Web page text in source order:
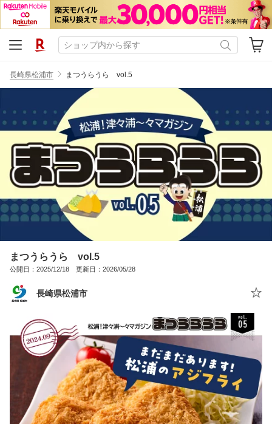
長崎県松浦市 まつうらうら vol.5
まつうらうら vol.5
公開日：2025/12/18 更新日：2026/05/28
長崎県松浦市